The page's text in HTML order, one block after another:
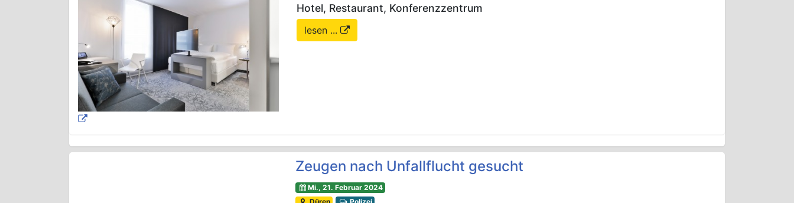
Hotel, Restaurant, Konferenzzentrum
lesen ...
Zeugen nach Unfallflucht gesucht
Mi., 21. Februar 2024